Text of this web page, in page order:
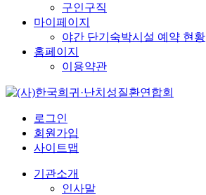
구인구직
마이페이지
야간 단기숙박시설 예약 현황
홈페이지
이용약관
로그인
회원가입
사이트맵
기관소개
인사말